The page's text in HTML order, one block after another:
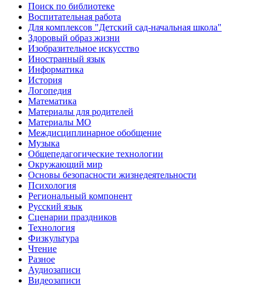
Поиск по библиотеке
Воспитательная работа
Для комплексов "Детский сад-начальная школа"
Здоровый образ жизни
Изобразительное искусство
Иностранный язык
Информатика
История
Логопедия
Математика
Материалы для родителей
Материалы МО
Междисциплинарное обобщение
Музыка
Общепедагогические технологии
Окружающий мир
Основы безопасности жизнедеятельности
Психология
Региональный компонент
Русский язык
Сценарии праздников
Технология
Физкультура
Чтение
Разное
Аудиозаписи
Видеозаписи